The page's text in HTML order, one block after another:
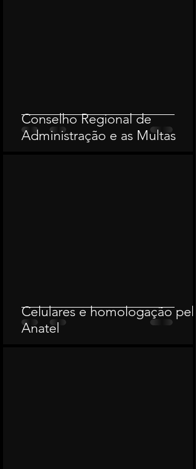
Conselho Regional de
Administração e as Multas
Celulares e homologação pela
Anatel